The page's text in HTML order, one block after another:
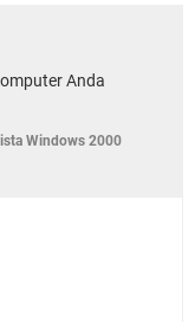
Anda
Windows 2000